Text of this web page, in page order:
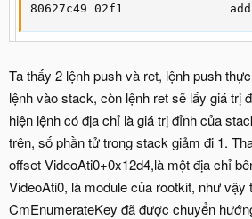
80627c49 02f1
Ta thấy 2 lệnh push và ret, lệnh push
lệnh vào stack, còn lệnh ret sẽ lấy giá trị
hiện lệnh có địa chỉ là giá trị đỉnh của
trên, số phần tử trong stack giảm đi 1.
offset VideoAti0+0x12d4,là một địa chỉ
VideoAti0, là module của rootkit, như vậy
CmEnumerateKey đã được chuyển